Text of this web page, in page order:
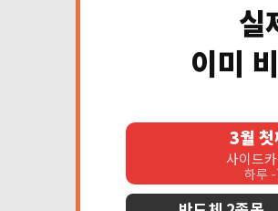
실
이미
3월
사이드
하루